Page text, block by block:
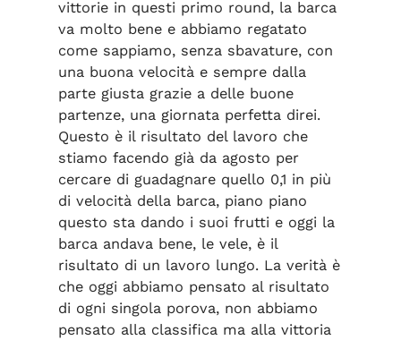
vittorie in questi primo round, la barca
va molto bene e abbiamo regatato
come sappiamo, senza sbavature, con
una buona velocità e sempre dalla
parte giusta grazie a delle buone
partenze, una giornata perfetta direi.
Questo è il risultato del lavoro che
stiamo facendo già da agosto per
cercare di guadagnare quello 0,1 in più
di velocità della barca, piano piano
questo sta dando i suoi frutti e oggi la
barca andava bene, le vele, è il
risultato di un lavoro lungo. La verità è
che oggi abbiamo pensato al risultato
di ogni singola porova, non abbiamo
pensato alla classifica ma alla vittoria